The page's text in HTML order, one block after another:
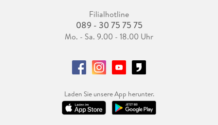
Filialhotline
089 - 30 75 75 75
Mo. - Sa. 9.00 - 18.00 Uhr
Laden Sie unsere App herunter.